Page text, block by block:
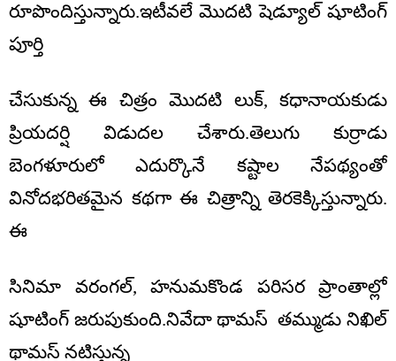
రూపొందిస్తున్నారు.ఇటీవలే మొదటి షెడ్యూల్ షూటింగ్
పూర్తి
చేసుకున్న ఈ చిత్రం మొదటి లుక్, కధానాయకుడు
ప్రియదర్షి విడుదల చేశారు.తెలుగు కుర్రాడు
బెంగళూరులో ఎదుర్కొనే కష్టాల నేపథ్యంతో
వినోదభరితమైన కథగా ఈ చిత్రాన్ని తెరకెక్కిస్తున్నారు.
ఈ
సినిమా వరంగల్, హనుమకొండ పరిసర ప్రాంతాల్లో
షూటింగ్ జరుపుకుంది.నివేదా థామస్ తమ్ముడు నిఖిల్
థామస్ నటిస్తున్న